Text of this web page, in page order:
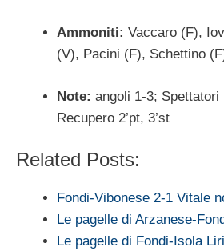
Ammoniti: Vaccaro (F),
(V), Pacini (F), Schettino
Note: angoli 1-3; Spettatori
Recupero 2’pt, 3’st
Related Posts:
Fondi-Vibonese 2-1 Vitale
Le pagelle di Arzanese-
Le pagelle di Fondi-Isola